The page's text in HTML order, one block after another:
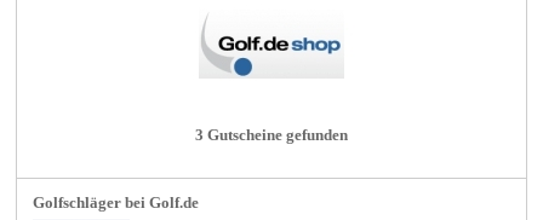
3 Gutscheine gefunden
Golfschläger bei Golf.de